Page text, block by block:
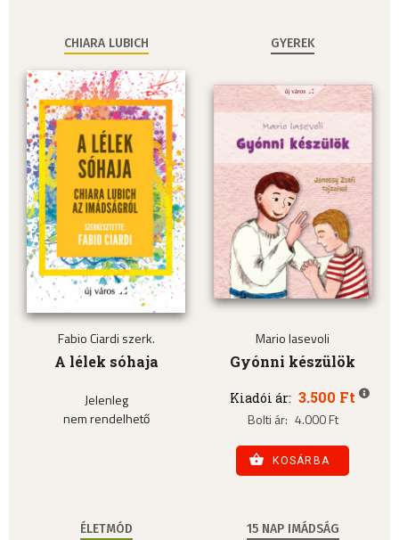
CHIARA LUBICH
Fabio Ciardi szerk.
A lélek sóhaja
Jelenleg
nem rendelhető
GYEREK
Mario Iasevoli
Gyónni készülök
Kiadói ár: 3.500 Ft
Bolti ár: 4.000 Ft
KOSÁRBA
ÉLETMÓD 15 NAP IMÁDSÁG